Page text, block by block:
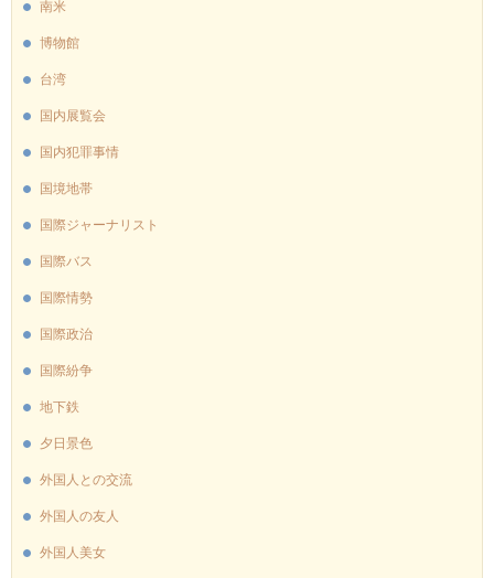
南米
博物館
台湾
国内展覧会
国内犯罪事情
国境地帯
国際ジャーナリスト
国際バス
国際情勢
国際政治
国際紛争
地下鉄
夕日景色
外国人との交流
外国人の友人
外国人美女